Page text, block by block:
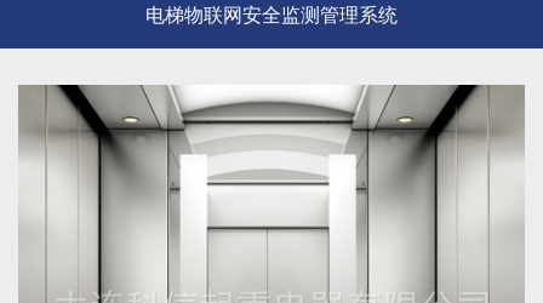
电梯物联网安全监测管理系统